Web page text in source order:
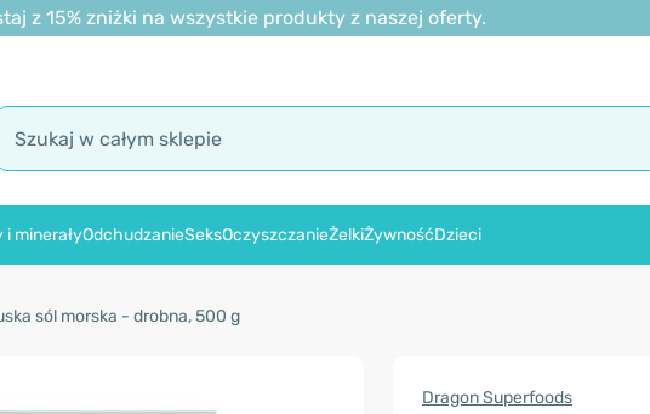
z 15% zniżki na wszystkie produkty z naszej oferty.
i minerałyOdchudzanieSeksOczyszczanieŻelkiŻywnośćDzieci
sól morska - drobna, 500 g
Dragon Superfoods